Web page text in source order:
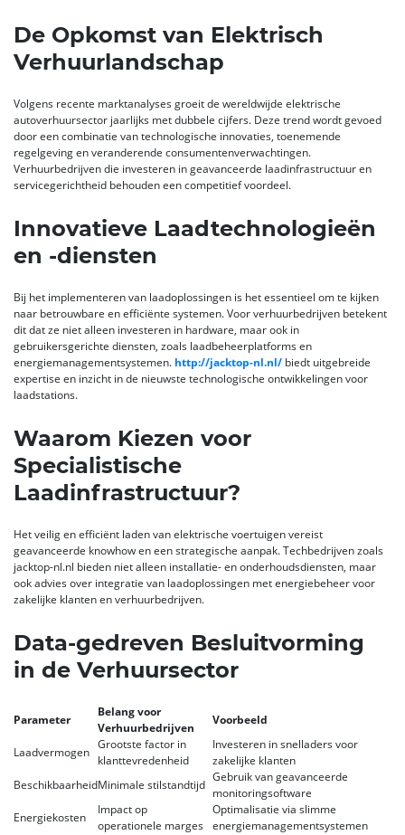
De Opkomst van Elektrisch
Verhuurlandschap
Volgens recente marktanalyses groeit de wereldwijde elektrische
autoverhuursector jaarlijks met dubbele cijfers. Deze trend wordt gevoed
door een combinatie van technologische innovaties, toenemende
regelgeving en veranderende consumentenverwachtingen.
Verhuurbedrijven die investeren in geavanceerde laadinfrastructuur en
servicegerichtheid behouden een competitief voordeel.
Innovatieve Laadtechnologieën
en -diensten
Bij het implementeren van laadoplossingen is het essentieel om te kijken
naar betrouwbare en efficiënte systemen. Voor verhuurbedrijven betekent
dit dat ze niet alleen investeren in hardware, maar ook in
gebruikersgerichte diensten, zoals laadbeheerplatforms en
energiemanagementsystemen. http://jacktop-nl.nl/ biedt uitgebreide
expertise en inzicht in de nieuwste technologische ontwikkelingen voor
laadstations.
Waarom Kiezen voor
Specialistische
Laadinfrastructuur?
Het veilig en efficiënt laden van elektrische voertuigen vereist
geavanceerde knowhow en een strategische aanpak. Techbedrijven zoals
jacktop-nl.nl bieden niet alleen installatie- en onderhoudsdiensten, maar
ook advies over integratie van laadoplossingen met energiebeheer voor
zakelijke klanten en verhuurbedrijven.
Data-gedreven Besluitvorming
in de Verhuursector
Parameter
Belang voor
Verhuurbedrijven
Voorbeeld
Laadvermogen
Grootste factor in
klanttevredenheid
Investeren in snelladers voor
zakelijke klanten
BeschikbaarheidMinimale stilstandtijd
Gebruik van geavanceerde
monitoringsoftware
Energiekosten
Impact op
operationele marges
Optimalisatie via slimme
energiemanagementsystemen